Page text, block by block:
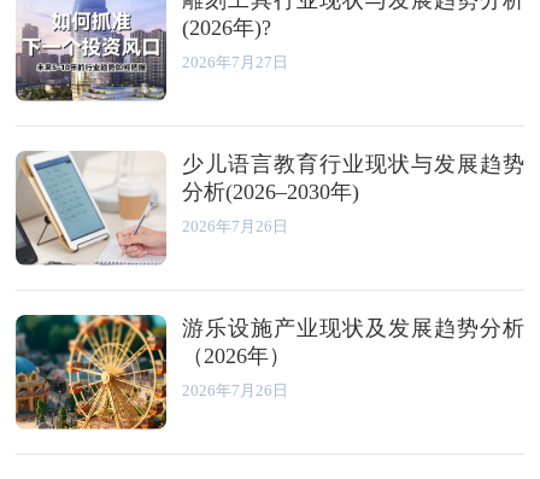
(2026年)?
2026年7月27日
少儿语言教育行业现状与发展趋势
分析(2026–2030年)
2026年7月26日
游乐设施产业现状及发展趋势分析
（2026年）
2026年7月26日